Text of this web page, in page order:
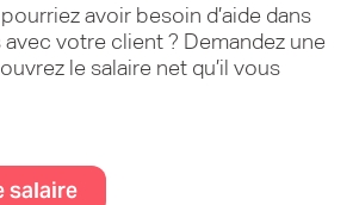
avoir besoin d’aide dans
votre client ? Demandez une
le salaire net qu’il vous
salaire